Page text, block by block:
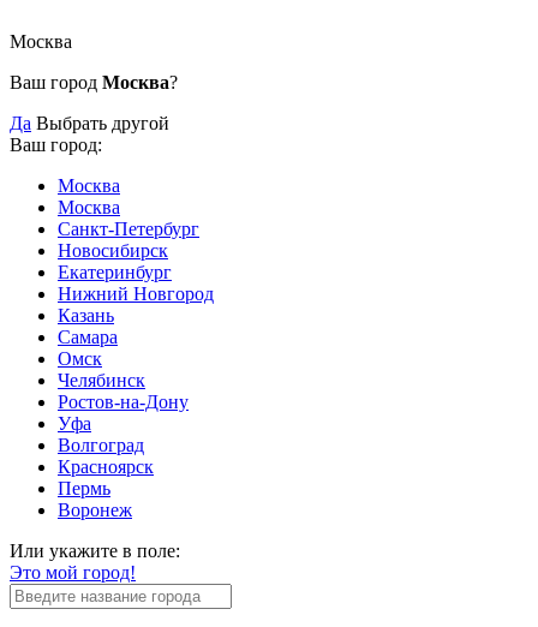
Москва
Ваш город Москва?
Да Выбрать другой
Ваш город:
Москва
Москва
Санкт-Петербург
Новосибирск
Екатеринбург
Нижний Новгород
Казань
Самара
Омск
Челябинск
Ростов-на-Дону
Уфа
Волгоград
Красноярск
Пермь
Воронеж
Или укажите в поле:
Это мой город!